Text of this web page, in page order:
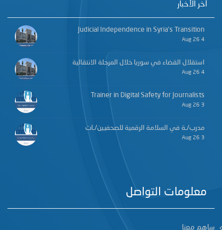
آخر الأخبار
Judicial Independence in Syria’s Transition
4 Aug 26
استقلال القضاء في سوريا خلال المرحلة الانتقالية
4 Aug 26
Trainer in Digital Safety for Journalists
3 Aug 26
مدرب/ـة في السلامة الرقمية للصحفيين/ـات
3 Aug 26
معلومات التواصل
ساهم معنا